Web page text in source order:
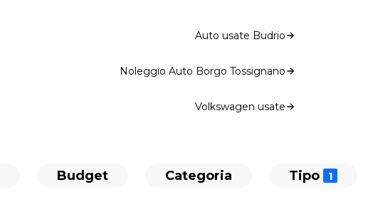
Auto usate Budrio
Noleggio Auto Borgo Tossignano
Volkswagen usate
Budget Categoria Tipo